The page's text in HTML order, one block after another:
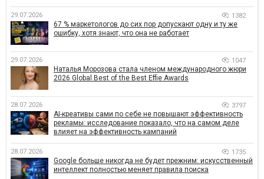
29.07.2026 1382
67 % маркетологов до сих пор допускают одну и ту же
ошибку, хотя знают, что она не работает
29.07.2026 1047
Наталья Морозова стала членом международного жюри
2026 Global Best of the Best Effie Awards
28.07.2026 3797
AI-креативы сами по себе не повышают эффективность
рекламы: исследование показало, что на самом деле
влияет на эффективность кампаний
28.07.2026 1735
Google больше никогда не будет прежним: искусственный
интеллект полностью меняет правила поиска